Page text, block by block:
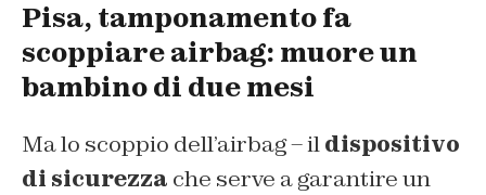
Pisa, tamponamento fa
scoppiare airbag: muore un
bambino di due mesi
Ma lo scoppio dell’airbag – ildispositivo
di sicurezza che serve a garantire un